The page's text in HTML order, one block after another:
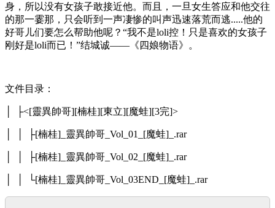
身，所以没有女孩子敢接近他。而且，一旦女生答应和他交往
的那一霎那，只会听到一声凄惨的叫声迅速落荒而逃.....他的
好哥儿们要怎么帮助他呢？“我不是loli控！只是喜欢的女孩子
刚好是loli而已！”结城诚——《四娘物语》。
文件目录：
│ ├<[靈異帥哥][楠桂][東立][魔蛙][3完]>
│ │ ├[楠桂]_靈異帥哥_Vol_01_[魔蛙]_.rar
│ │ ├[楠桂]_靈異帥哥_Vol_02_[魔蛙]_.rar
│ │ └[楠桂]_靈異帥哥_Vol_03END_[魔蛙]_.rar